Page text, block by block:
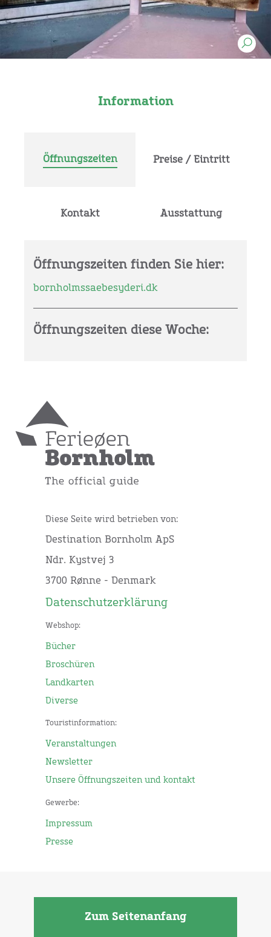
Information
Öffnungszeiten Preise / Eintritt
Kontakt Ausstattung
Öffnungszeiten finden Sie hier:
bornholmssaebesyderi.dk
Öffnungszeiten diese Woche:
Diese Seite wird betrieben von:
Destination Bornholm ApS
Ndr. Kystvej 3
3700 Rønne - Denmark
Datenschutzerklärung
Webshop:
Bücher
Broschüren
Landkarten
Diverse
Touristinformation:
Veranstaltungen
Newsletter
Unsere Öffnungszeiten und kontakt
Gewerbe:
Impressum
Presse
Zum Seitenanfang